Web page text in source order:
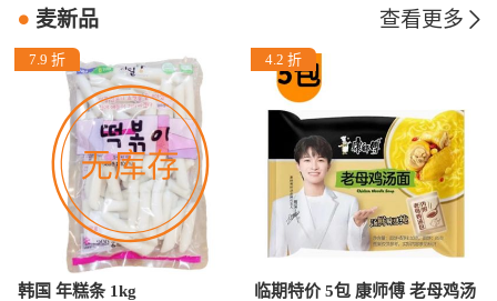
麦新品 查看更多
7.9 折
韩国 年糕条 1kg
4.2 折
临期特价 5包 康师傅 老母鸡汤